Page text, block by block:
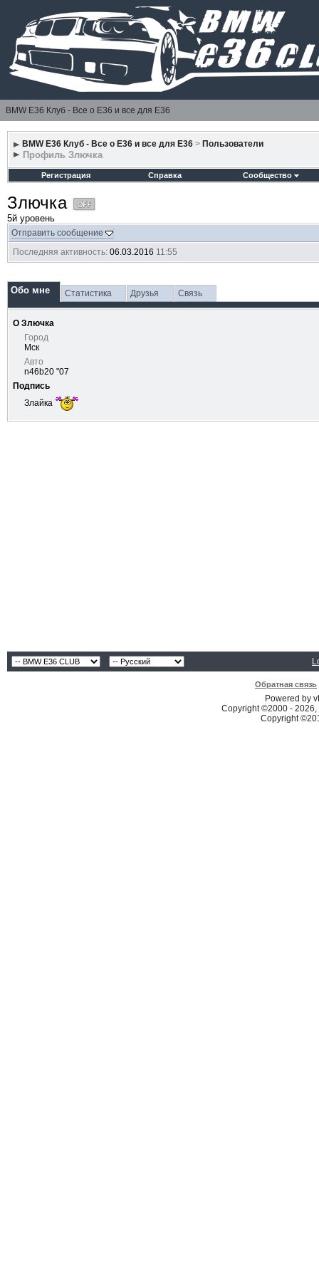
BMW E36 Клуб - Все о Е36 и все для Е36
BMW E36 Клуб - Все о Е36 и все для Е36 > Пользователи
Профиль Злючка
Регистрация Справка Сообщество
Злючка
5й уровень
Отправить сообщение
Последняя активность:06.03.2016 11:55
Обо мне Статистика Друзья Связь
О Злючка
Город
Мск
Авто
n46b20 "07
Подпись
Злайка
Обратная связь
Powered by
Copyright ©2000 -
Copyright